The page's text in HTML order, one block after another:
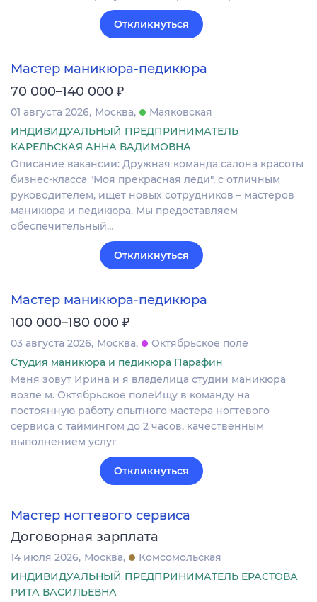
Откликнуться
Мастер маникюра-педикюра
70 000–140 000 ₽
01 августа 2026 Москва
Маяковская
ИНДИВИДУАЛЬНЫЙ ПРЕДПРИНИМАТЕЛЬ
КАРЕЛЬСКАЯ АННА ВАДИМОВНА
Описание вакансии: Дружная команда салона красоты
бизнес-класса "Моя прекрасная леди", с отличным
руководителем, ищет новых сотрудников – мастеров
маникюра и педикюра. Мы предоставляем
обеспечительный…
Откликнуться
Мастер маникюра-педикюра
100 000–180 000 ₽
03 августа 2026 Москва
Октябрьское поле
Студия маникюра и педикюра Парафин
Меня зовут Ирина и я владелица студии маникюра
возле м. Октябрьское полеИщу в команду на
постоянную работу опытного мастера ногтевого
сервиса с таймингом до 2 часов, качественным
выполнением услуг
Откликнуться
Мастер ногтевого сервиса
Договорная зарплата
14 июля 2026 Москва
Комсомольская
ИНДИВИДУАЛЬНЫЙ ПРЕДПРИНИМАТЕЛЬ ЕРАСТОВА
РИТА ВАСИЛЬЕВНА